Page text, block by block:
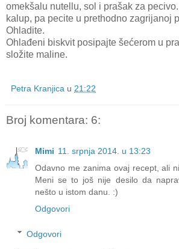
omekšalu nutellu, sol i prašak za
kalup, pa pecite u prethodno zagrijanoj
Ohladite.
Ohlađeni biskvit posipajte šećerom u
složite maline.
Petra Kranjica u 21:22
Broj komentara: 6:
Mimi 11. srpnja 2014. u 13:23
Odavno me zanima ovaj recept, ali
Meni se to još nije desilo da
nešto u istom danu. :)
Odgovori
Odgovori